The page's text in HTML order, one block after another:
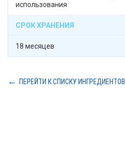
использования
СРОК ХРАНЕНИЯ
18 месяцев
ПЕРЕЙТИ К СПИСКУ ИНГРЕДИЕНТОВ